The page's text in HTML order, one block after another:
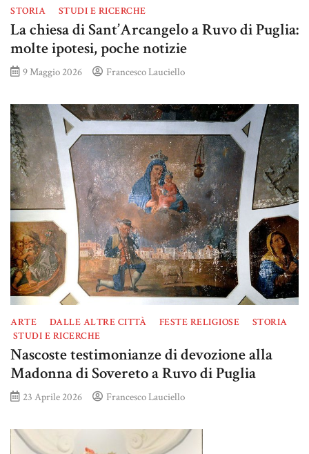
STORIA STUDI E RICERCHE
La chiesa di Sant’Arcangelo a Ruvo di Puglia:
molte ipotesi, poche notizie
9 Maggio 2026 Francesco Lauciello
ARTE DALLE ALTRE CITTÀ FESTE RELIGIOSE
STORIA
STUDI E RICERCHE
Nascoste testimonianze di devozione alla
Madonna di Sovereto a Ruvo di Puglia
23 Aprile 2026 Francesco Lauciello